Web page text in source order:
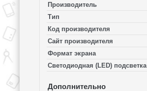
Производитель
Тип
Код производителя
Сайт производителя
Формат экрана
Светодиодная (LED) подсветка
Дополнительно